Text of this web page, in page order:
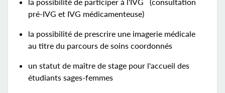
la possibilité de participer à l'IVG (consultation
pré-IVG et IVG médicamenteuse)
la possibilité de prescrire une imagerie médicale
au titre du parcours de soins coordonnés
un statut de maître de stage pour l'accueil des
étudiants sages-femmes